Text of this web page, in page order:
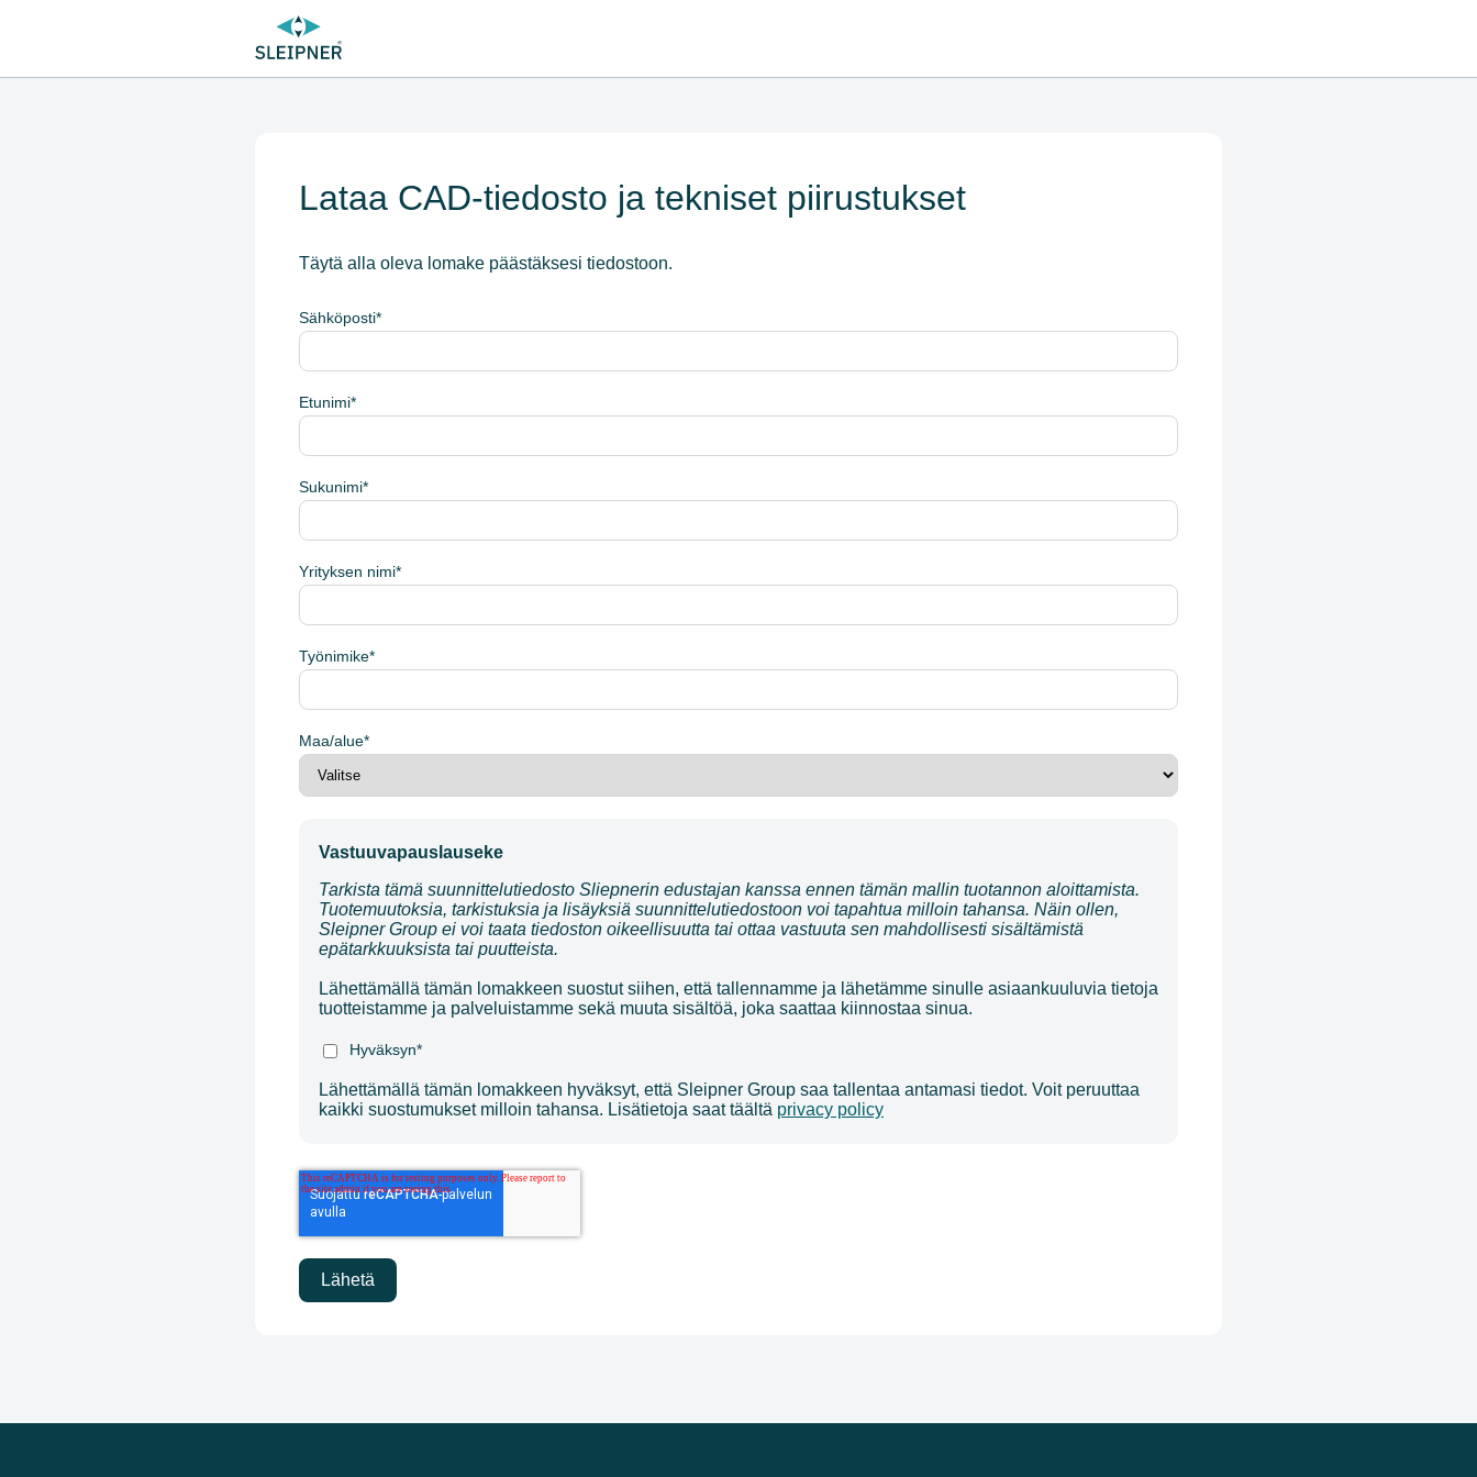
Lataa CAD-tiedosto ja tekniset piirustukset
Täytä alla oleva lomake päästäksesi tiedostoon.
Sähköposti*
Etunimi*
Sukunimi*
Yrityksen nimi*
Työnimike*
Maa/alue*
Vastuuvapauslauseke
Tarkista tämä suunnittelutiedosto Sliepnerin edustajan kanssa ennen tämän mallin tuotannon aloittamista.
Tuotemuutoksia, tarkistuksia ja lisäyksiä suunnittelutiedostoon voi tapahtua milloin tahansa. Näin ollen,
Sleipner Group ei voi taata tiedoston oikeellisuutta tai ottaa vastuuta sen mahdollisesti sisältämistä
epätarkkuuksista tai puutteista.
Lähettämällä tämän lomakkeen suostut siihen, että tallennamme ja lähetämme sinulle asiaankuuluvia tietoja
tuotteistamme ja palveluistamme sekä muuta sisältöä, joka saattaa kiinnostaa sinua.
Hyväksyn*
Lähettämällä tämän lomakkeen hyväksyt, että Sleipner Group saa tallentaa antamasi tiedot. Voit peruuttaa
kaikki suostumukset milloin tahansa. Lisätietoja saat täältä privacy policy